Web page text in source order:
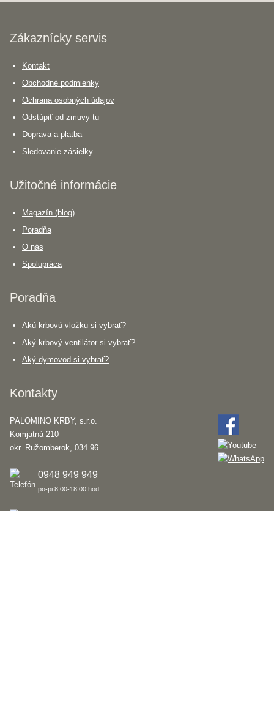
Zákaznícky servis
Kontakt
Obchodné podmienky
Ochrana osobných údajov
Odstúpiť od zmuvy tu
Doprava a platba
Sledovanie zásielky
Užitočné informácie
Magazín (blog)
Poradňa
O nás
Spolupráca
Poradňa
Akú krbovú vložku si vybrať?
Aký krbový ventilátor si vybrať?
Aký dymovod si vybrať?
Kontakty
PALOMINO KRBY, s.r.o.
Komjatná 210
okr. Ružomberok, 034 96
0948 949 949
po-pi 8:00-18:00 hod.